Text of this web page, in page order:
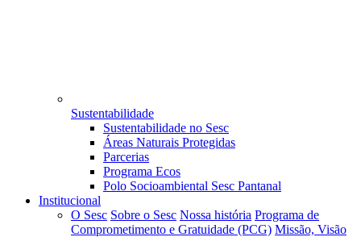
Sustentabilidade
Sustentabilidade no Sesc
Áreas Naturais Protegidas
Parcerias
Programa Ecos
Polo Socioambiental Sesc Pantanal
Institucional
O Sesc Sobre o Sesc Nossa história Programa de
Comprometimento e Gratuidade (PCG) Missão, Visão